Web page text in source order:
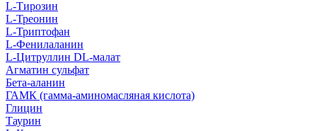
L-Тирозин
L-Треонин
L-Триптофан
L-Фенилаланин
L-Цитруллин DL-малат
Агматин cульфат
Бета-аланин
ГАМК (гамма-аминомасляная кислота)
Глицин
Таурин